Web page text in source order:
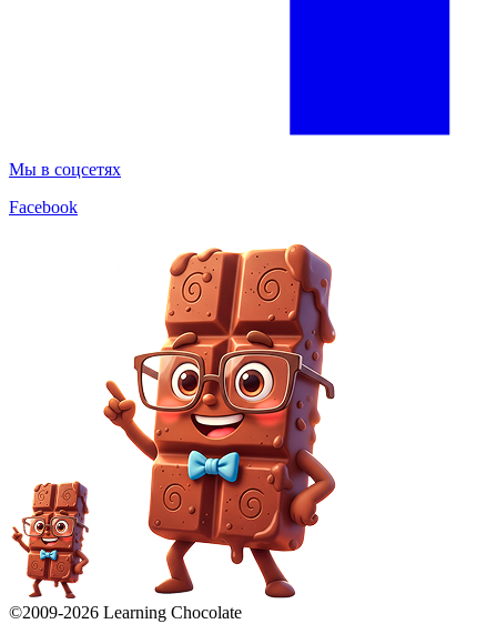
Мы в соцсетях
Facebook
©2009-2026 Learning Chocolate